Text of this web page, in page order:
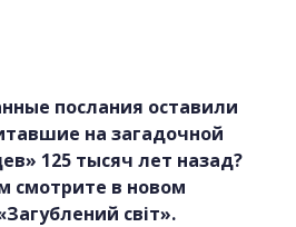
послания оставили
на загадочной
125 тысяч лет назад?
смотрите в новом
світ».